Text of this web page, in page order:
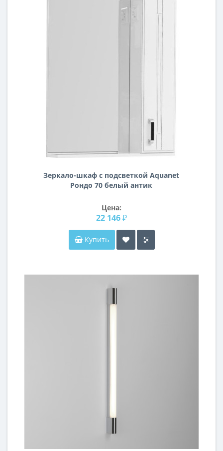
Зеркало-шкаф с подсветкой Aquanet
Рондо 70 белый антик
Цена:
22 146 ₽
Купить